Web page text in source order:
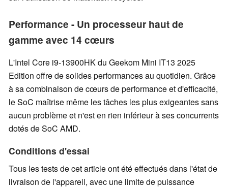
Performance - Un processeur haut de
gamme avec 14 cœurs
L'Intel Core i9-13900HK du Geekom Mini IT13 2025
Edition offre de solides performances au quotidien. Grâce
à sa combinaison de cœurs de performance et d'efficacité,
le SoC maîtrise même les tâches les plus exigeantes sans
aucun problème et n'est en rien inférieur à ses concurrents
dotés de SoC AMD.
Conditions d'essai
Tous les tests de cet article ont été effectués dans l'état de
livraison de l'appareil, avec une limite de puissance